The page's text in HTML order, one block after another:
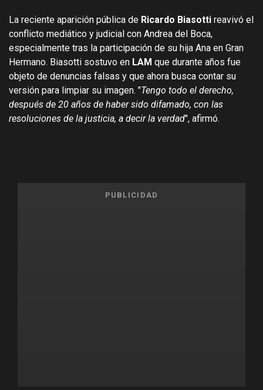
La reciente aparición pública de Ricardo Biasotti reavivó el
conflicto mediático y judicial con Andrea del Boca,
especialmente tras la participación de su hija Ana en Gran
Hermano. Biasotti sostuvo en LAM que durante años fue
objeto de denuncias falsas y que ahora busca contar su
versión para limpiar su imagen. "Tengo todo el derecho,
después de 20 años de haber sido difamado, con las
resoluciones de la justicia, a decir la verdad", afirmó.
PUBLICIDAD